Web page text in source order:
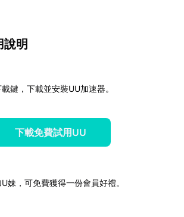
明
鍵，下載並安裝UU加速器。
下載免費試用UU
妹，可免費獲得一份會員好禮。